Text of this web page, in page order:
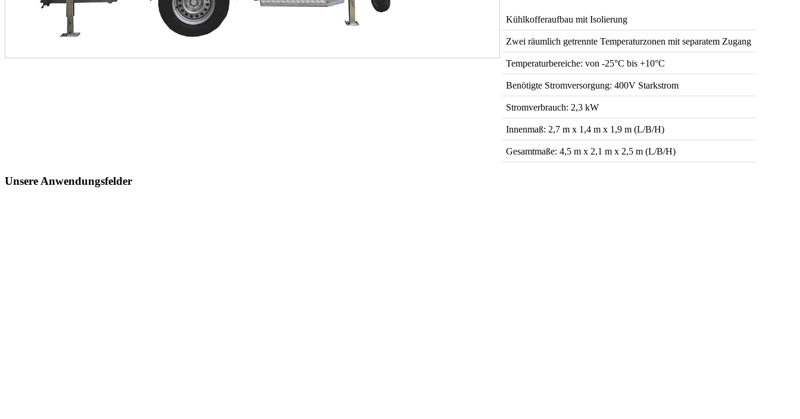
Kühlkofferaufbau mit Isolierung
Zwei räumlich getrennte Temperaturzonen mit separatem Zugang
Temperaturbereiche: von -25°C bis +10°C
Benötigte Stromversorgung: 400V Starkstrom
Stromverbrauch: 2,3 kW
Innenmaß: 2,7 m x 1,4 m x 1,9 m (L/B/H)
Gesamtmaße: 4,5 m x 2,1 m x 2,5 m (L/B/H)
Unsere Anwendungsfelder